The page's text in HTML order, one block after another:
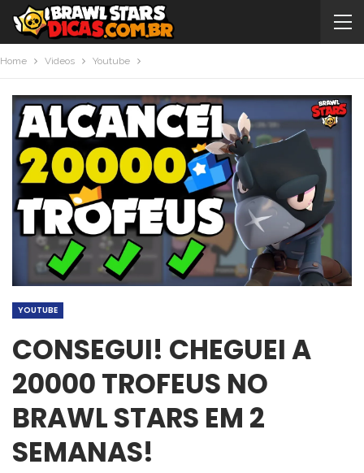
Home Videos Youtube
YOUTUBE
CONSEGUI! CHEGUEI A
20000 TROFEUS NO
BRAWL STARS EM 2
SEMANAS!